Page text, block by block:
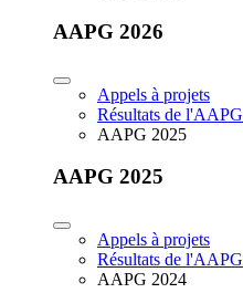
AAPG 2026
Appels à projets
Résultats de l'AAPG
AAPG 2025
AAPG 2025
Appels à projets
Résultats de l'AAPG
AAPG 2024